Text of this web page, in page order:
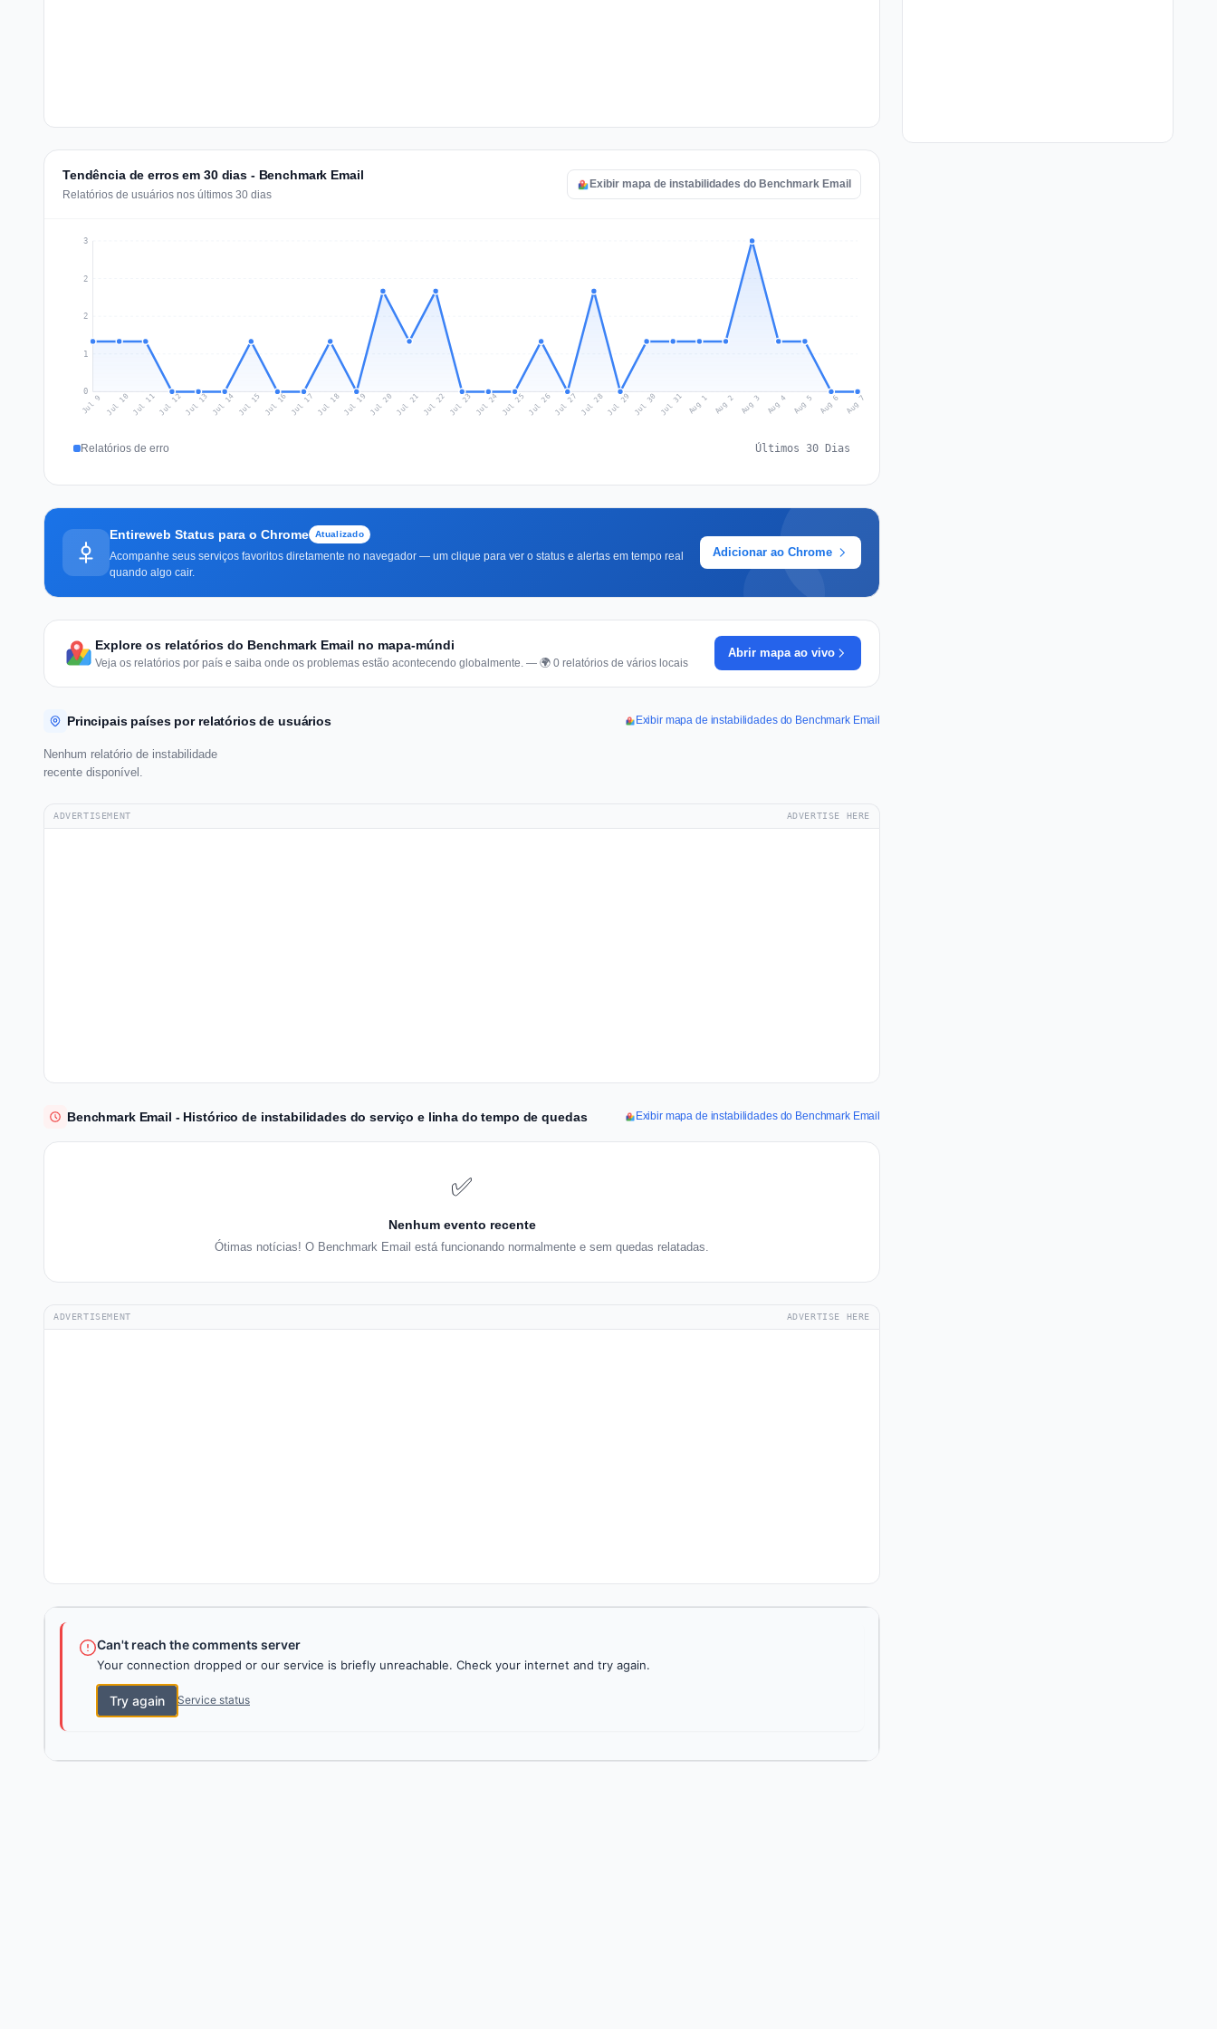
Tendência de erros em 30 dias - Benchmark Email
Relatórios de usuários nos últimos 30 dias
Exibir mapa de instabilidades do Benchmark Email
0
1
2
2
3
Jul 9 Jul 10 Jul 11Jul 12Jul 13 Jul 14 Jul 15 Jul 16 Jul 17 Jul 18Jul 19 Jul 20 Jul 21 Jul 22 Jul 23 Jul 24 Jul 25 Jul 26Jul 27 Jul 28Jul 29 Jul 30 Jul 31 Aug 1 Aug 2 Aug 3 Aug 4 Aug 5 Aug 6 Aug 7
Relatórios de erro Últimos 30 Dias
Entireweb Status para o Chrome Atualizado
Acompanhe seus serviços favoritos diretamente no navegador — um clique para ver o status e alertas em tempo real
quando algo cair.
Adicionar ao Chrome
Explore os relatórios do Benchmark Email no mapa-múndi
Veja os relatórios por país e saiba onde os problemas estão acontecendo globalmente. — 🌍 0 relatórios de vários locais
Abrir mapa ao vivo
Principais países por relatórios de usuários Exibir mapa de instabilidades do Benchmark Email
Nenhum relatório de instabilidade
recente disponível.
ADVERTISEMENT ADVERTISE HERE
Benchmark Email - Histórico de instabilidades do serviço e linha do tempo de quedas Exibir mapa de instabilidades do Benchmark Email
✅
Nenhum evento recente
Ótimas notícias! O Benchmark Email está funcionando normalmente e sem quedas relatadas.
ADVERTISEMENT ADVERTISE HERE
Can't reach the comments server
Your connection dropped or our service is briefly unreachable. Check your internet and try again.
Try again Service status